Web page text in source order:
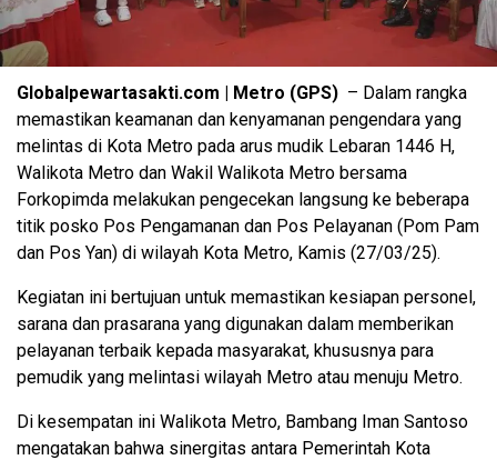
Globalpewartasakti.com | Metro (GPS) – Dalam rangka
memastikan keamanan dan kenyamanan pengendara yang
melintas di Kota Metro pada arus mudik Lebaran 1446 H,
Walikota Metro dan Wakil Walikota Metro bersama
Forkopimda melakukan pengecekan langsung ke beberapa
titik posko Pos Pengamanan dan Pos Pelayanan (Pom Pam
dan Pos Yan) di wilayah Kota Metro, Kamis (27/03/25).
Kegiatan ini bertujuan untuk memastikan kesiapan personel,
sarana dan prasarana yang digunakan dalam memberikan
pelayanan terbaik kepada masyarakat, khususnya para
pemudik yang melintasi wilayah Metro atau menuju Metro.
Di kesempatan ini Walikota Metro, Bambang Iman Santoso
mengatakan bahwa sinergitas antara Pemerintah Kota